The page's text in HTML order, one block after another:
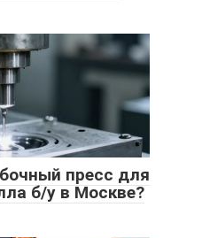
пресс для
б/у в Москве?